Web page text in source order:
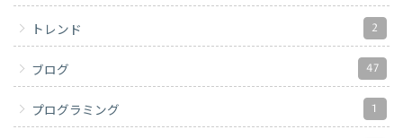
トレンド 2
ブログ 47
プログラミング 1